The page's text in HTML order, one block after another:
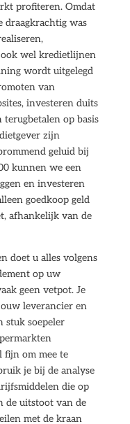
profiteren. Omdat
draagkrachtig was
wel kredietlijnen
wordt uitgelegd
van
investeren duits
op basis
zijn
geluid bij
kunnen we een
en investeren
goedkoop geld
afhankelijk van de
doet u alles volgens
op uw
geen vetpot. Je
leverancier en
stuk soepeler
fijn om mee te
je bij de analyse
die op
de uitstoot van de
met de kraan